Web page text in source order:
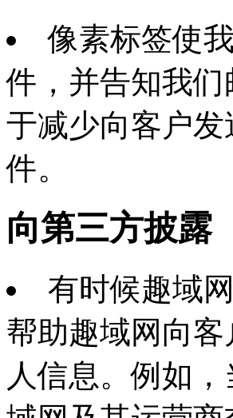
像素标签使
件，并告知我
于减少向客户
件。
向第三方披露
有时候趣域
帮助趣域网向
人信息。例如